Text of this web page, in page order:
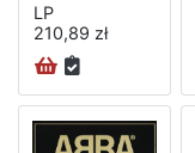
LP
210,89 zł